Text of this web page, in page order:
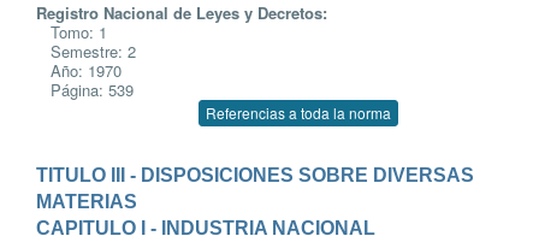
Registro Nacional de Leyes y Decretos:
Tomo: 1
Semestre: 2
Año: 1970
Página: 539
Referencias a toda la norma
TITULO III - DISPOSICIONES SOBRE DIVERSAS
MATERIAS
CAPITULO I - INDUSTRIA NACIONAL